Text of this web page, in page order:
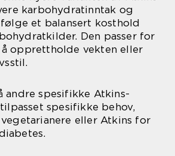
karbohydratinntak og
et balansert kosthold
Den passer for
å opprettholde vekten eller
andre spesifikke Atkins-
spesifikke behov,
eller Atkins for